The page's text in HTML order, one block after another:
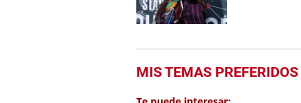
MIS TEMAS PREFERIDOS